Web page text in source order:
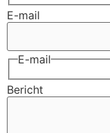
E-mail
E-mail
Bericht